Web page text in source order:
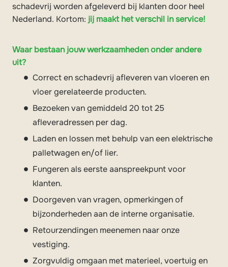
schadevrij worden afgeleverd bij klanten door heel
Nederland. Kortom: jij maakt het verschil in service!
Waar bestaan jouw werkzaamheden onder andere
uit?
Correct en schadevrij afleveren van vloeren en
vloer gerelateerde producten.
Bezoeken van gemiddeld 20 tot 25
afleveradressen per dag.
Laden en lossen met behulp van een elektrische
palletwagen en/of lier.
Fungeren als eerste aanspreekpunt voor
klanten.
Doorgeven van vragen, opmerkingen of
bijzonderheden aan de interne organisatie.
Retourzendingen meenemen naar onze
vestiging.
Zorgvuldig omgaan met materieel, voertuig en